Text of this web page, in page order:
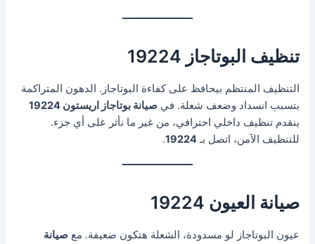
تنظيف البوتاجاز 19224
التنظيف المنتظم بيحافظ على كفاءة البوتاجاز. الدهون المتراكمة
بتسبب انسداد وضعف شعلة. فيصيانة بوتاجاز اريستون 19224
بنقدم تنظيف داخلي احترافي، من غير ما نأثر على أي جزء.
للتنظيف الآمن، اتصل بـ19224
.
صيانة العيون 19224
عيون البوتاجاز لو مسدودة، الشعلة هتكون ضعيفة. معصيانة